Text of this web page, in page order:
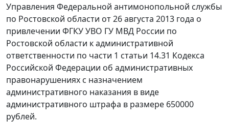
Управления Федеральной антимонопольной службы
по Ростовской области от 26 августа 2013 года о
привлечении ФГКУ УВО ГУ МВД России по
Ростовской области к административной
ответственности по части 1 статьи 14.31 Кодекса
Российской Федерации об административных
правонарушениях с назначением
административного наказания в виде
административного штрафа в размере 650000
рублей.